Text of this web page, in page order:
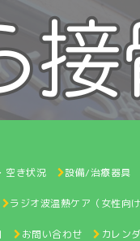
空き状況 設備/治療器具
ラジオ波温熱ケア（女性向け
お問い合わせ カレン